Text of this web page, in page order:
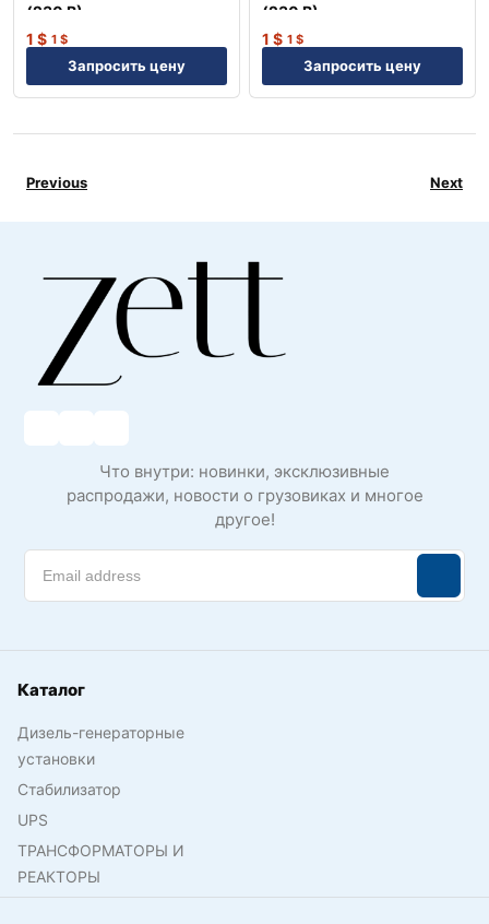
(230 В) —
Профессиональное
оборудование NEP
1 $ 1 $
Запросить цену
(230 В) —
Профессиональное
оборудование NEP
1 $ 1 $
Запросить цену
Previous Next
Что внутри: новинки, эксклюзивные
распродажи, новости о грузовиках и многое
другое!
Каталог
Дизель-генераторные
установки
Стабилизатор
UPS
ТРАНСФОРМАТОРЫ И
РЕАКТОРЫ